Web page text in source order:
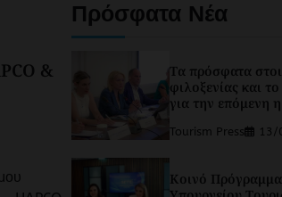
&
Πρόσφατα Νέα
Τα πρόσφατα
φιλοξενίας και
για την επόμενη
Tourism Press 13/
Κοινό